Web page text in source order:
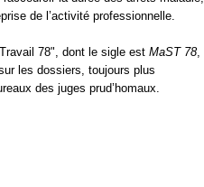
de l’activité professionnelle.
78", dont le sigle est MaST 78,
les dossiers, toujours plus
des juges prud’homaux.